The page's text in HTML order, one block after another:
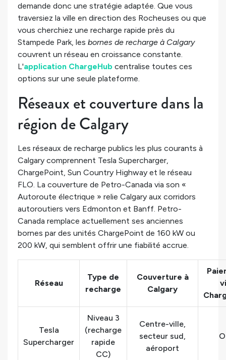
demande donc une stratégie adaptée. Que vous
traversiez la ville en direction des Rocheuses ou que
vous cherchiez une recharge rapide près du
Stampede Park, les bornes de recharge à Calgary
couvrent un réseau en croissance constante.
L'application ChargeHub centralise toutes ces
options sur une seule plateforme.
Réseaux et couverture dans la
région de Calgary
Les réseaux de recharge publics les plus courants à
Calgary comprennent Tesla Supercharger,
ChargePoint, Sun Country Highway et le réseau
FLO. La couverture de Petro-Canada via son «
Autoroute électrique » relie Calgary aux corridors
autoroutiers vers Edmonton et Banff. Petro-
Canada remplace actuellement ses anciennes
bornes par des unités ChargePoint de 160 kW ou
200 kW, qui semblent offrir une fiabilité accrue.
Réseau
Type de
recharge
Couverture à
Calgary
Tesla
Supercharger
Niveau 3
(recharge
rapide
CC)
Centre-ville,
secteur sud,
aéroport